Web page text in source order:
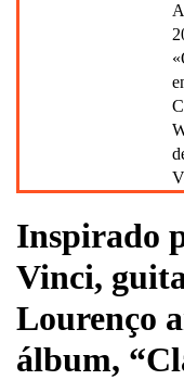
Inspirado
Vinci,
Lourenço
álbum,